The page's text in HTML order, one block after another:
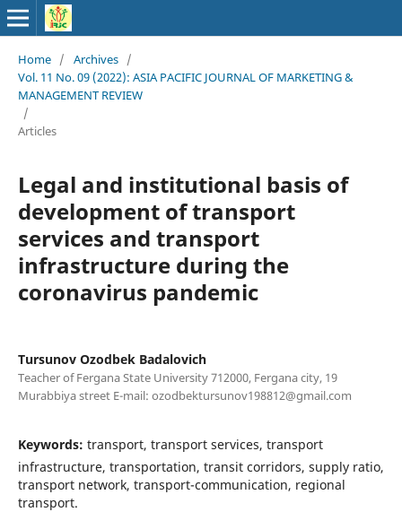
Home / Archives /
Vol. 11 No. 09 (2022): ASIA PACIFIC JOURNAL OF MARKETING &
MANAGEMENT REVIEW
/
Articles
Legal and institutional basis of
development of transport
services and transport
infrastructure during the
coronavirus pandemic
Tursunov Ozodbek Badalovich
Teacher of Fergana State University 712000, Fergana city, 19
Murabbiya street E-mail: ozodbektursunov198812@gmail.com
Keywords: transport, transport services, transport
infrastructure, transportation, transit corridors, supply ratio,
transport network, transport-communication, regional
transport.